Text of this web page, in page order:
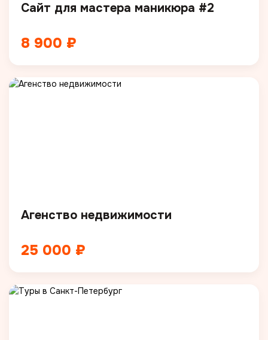
Сайт для мастера маникюра #2
8 900 ₽
Агенство недвижимости
25 000 ₽